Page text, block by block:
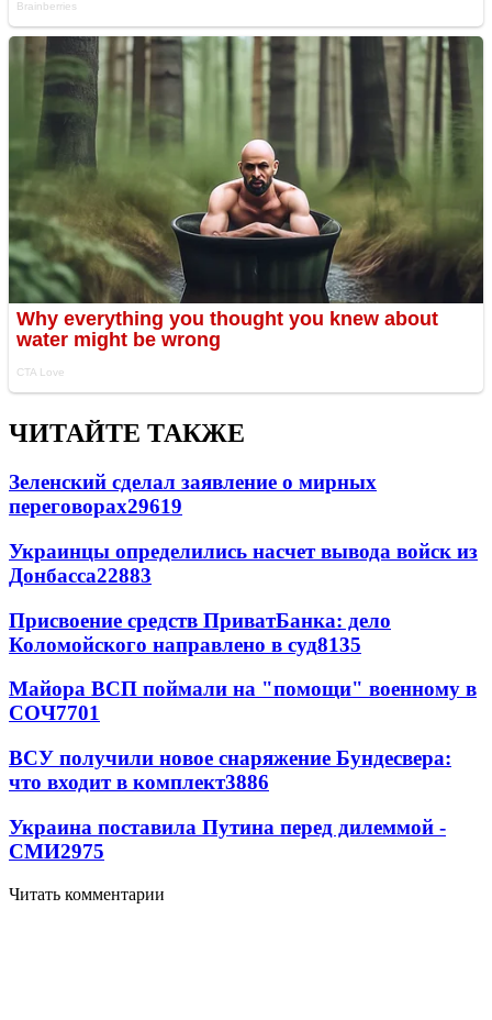
ЧИТАЙТЕ ТАКЖЕ
Зеленский сделал заявление о мирных
переговорах29619
Украинцы определились насчет вывода войск из
Донбасса22883
Присвоение средств ПриватБанка: дело
Коломойского направлено в суд8135
Майора ВСП поймали на "помощи" военному в
СОЧ7701
ВСУ получили новое снаряжение Бундесвера:
что входит в комплект3886
Украина поставила Путина перед дилеммой -
СМИ2975
Читать комментарии